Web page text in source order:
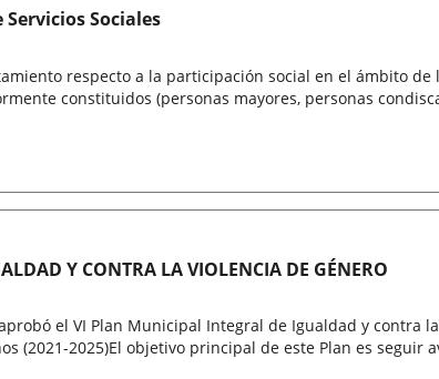
Sociales
respecto a la participación social en el ámbito de
constituidos (personas mayores, personas
Y CONTRA LA VIOLENCIA DE GÉNERO
el VI Plan Municipal Integral de Igualdad y contra
(2021-2025)El objetivo principal de este Plan es seguir